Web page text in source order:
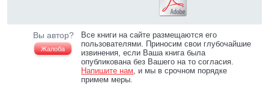
Вы автор?
Жалоба
Все книги на сайте размещаются его
пользователями. Приносим свои глубочайшие
извинения, если Ваша книга была
опубликована без Вашего на то согласия.
Напишите нам, и мы в срочном порядке
примем меры.